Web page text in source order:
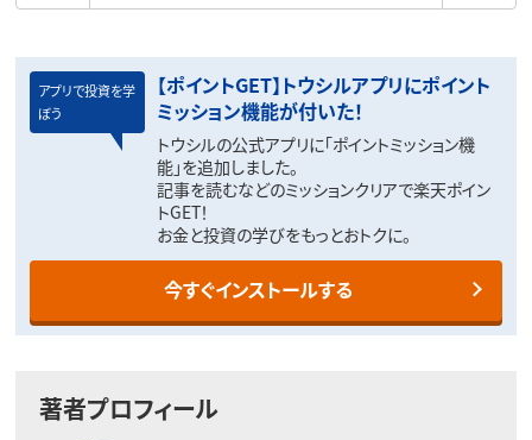
アプリで投資を学
ぼう
【ポイントGET】トウシルアプリにポイント
ミッション機能が付いた！
トウシルの公式アプリに「ポイントミッション機
能」を追加しました。
記事を読むなどのミッションクリアで楽天ポイン
トGET！
お金と投資の学びをもっとおトクに。
今すぐインストールする
著者プロフィール